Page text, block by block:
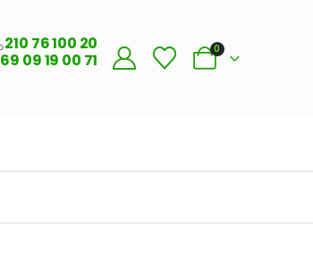
210 76 100 20
69 09 19 00 71
0